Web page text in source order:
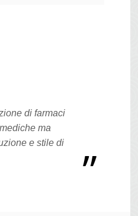
di farmaci
ma
e stile di